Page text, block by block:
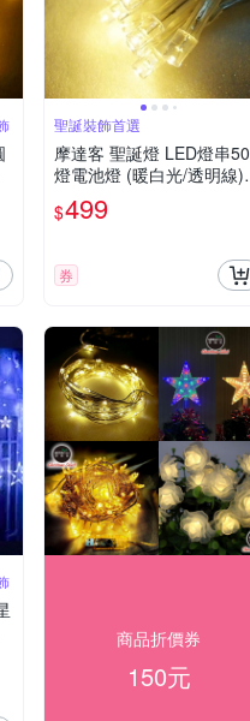
聖誕裝飾首選
摩達客 聖誕燈 LED燈串50
燈電池燈 (暖白光/透明線)
(高亮度又環保)
$499
券
商品折價券
150元